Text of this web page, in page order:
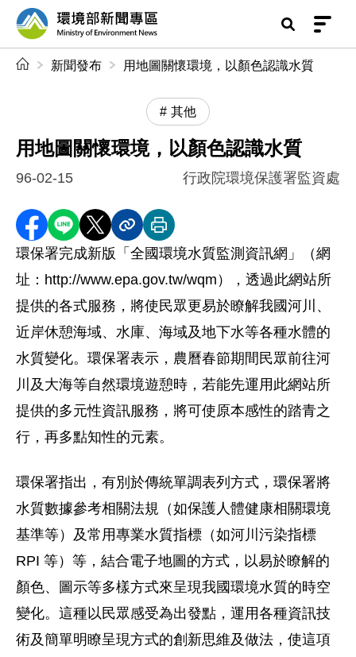
前往中央內容區塊
環境部新聞專區
新聞發布 用地圖關懷環境，以顏色認識水質
其他
用地圖關懷環境，以顏色認識水質
96-02-15 行政院環境保護署監資處
分享至 Facebook
分享到 LINE
分享到 X分享內容連結
列印本頁
環保署完成新版「全國環境水質監測資訊網」（網
址：http://www.epa.gov.tw/wqm），透過此網站所
提供的各式服務，將使民眾更易於瞭解我國河川、
近岸休憩海域、水庫、海域及地下水等各種水體的
水質變化。環保署表示，農曆春節期間民眾前往河
川及大海等自然環境遊憩時，若能先運用此網站所
提供的多元性資訊服務，將可使原本感性的踏青之
行，再多點知性的元素。
環保署指出，有別於傳統單調表列方式，環保署將
水質數據參考相關法規（如保護人體健康相關環境
基準等）及常用專業水質指標（如河川污染指標
RPI 等）等，結合電子地圖的方式，以易於瞭解的
顏色、圖示等多樣方式來呈現我國環境水質的時空
變化。這種以民眾感受為出發點，運用各種資訊技
術及簡單明瞭呈現方式的創新思維及做法，使這項